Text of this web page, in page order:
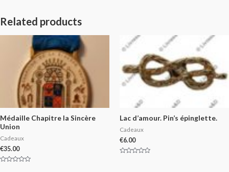
Related products
Médaille Chapitre la Sincère
Union
Cadeaux
€35.00
Lac d’amour. Pin’s épinglette.
Cadeaux
€6.00